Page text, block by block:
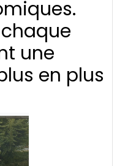
une
en plus